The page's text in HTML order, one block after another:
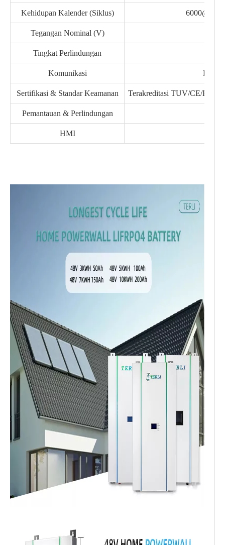
Kehidupan Kalender (Siklus)
Tegangan Nominal (V)
Tingkat Perlindungan
Komunikasi BISA/
Sertifikasi & Standar Keamanan Terakreditasi TUV/CE/
Pemantauan & Perlindungan
HMI